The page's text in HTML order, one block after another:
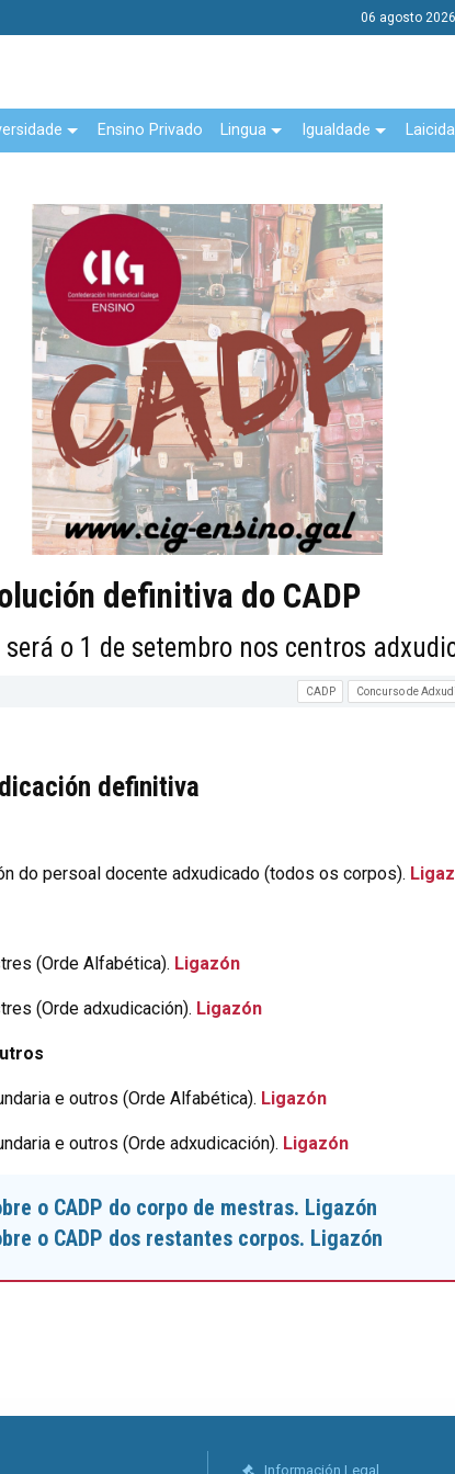
06 agosto
Ensino Privado Lingua Igualdade
definitiva do CADP
o 1 de setembro nos centros
CADP Concurso de
definitiva
do persoal docente adxudicado (todos os corpos).
(Orde Alfabética). Ligazón
(Orde adxudicación). Ligazón
e outros (Orde Alfabética). Ligazón
e outros (Orde adxudicación). Ligazón
o CADP do corpo de mestras. Ligazón
o CADP dos restantes corpos. Ligazón
Información Legal